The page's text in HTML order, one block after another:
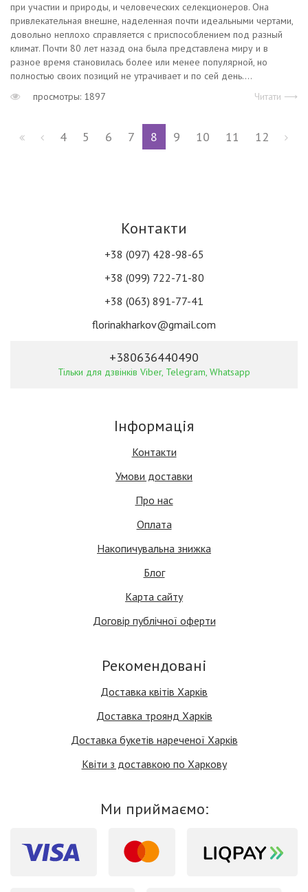
при участии и природы, и человеческих селекционеров. Она
привлекательная внешне, наделенная почти идеальными чертами,
довольно неплохо справляется с приспособлением под разный
климат. Почти 80 лет назад она была представлена миру и в
разное время становилась более или менее популярной, но
полностью своих позиций не утрачивает и по сей день....
просмотры: 1897
Читати ⟶
4 5 6 7 8 9 10 11 12
Контакти
+38 (097) 428-98-65
+38 (099) 722-71-80
+38 (063) 891-77-41
florinakharkov@gmail.com
+380636440490
Тільки для дзвінків Viber, Telegram, Whatsapp
Інформація
Контакти
Умови доставки
Про нас
Оплата
Накопичувальна знижка
Блог
Карта сайту
Договір публічної оферти
Рекомендовані
Доставка квітів Харків
Доставка троянд Харків
Доставка букетів нареченої Харків
Квіти з доставкою по Харкову
Ми приймаємо: